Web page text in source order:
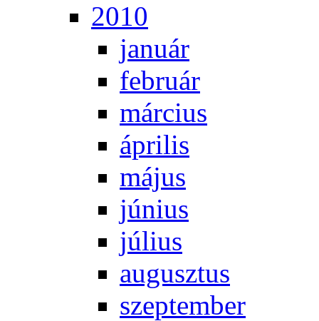
2010
ja­nu­ár
feb­ru­ár
már­ci­us
áp­ri­lis
má­jus
jú­ni­us
jú­li­us
au­gusz­tus
szep­tem­ber